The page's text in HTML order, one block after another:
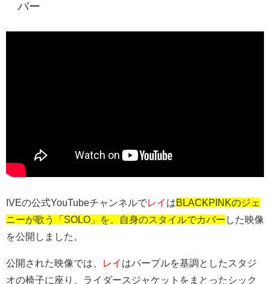
バー
IVEの公式YouTubeチャンネルでレイ はBLACKPINKのジェ
ニーが歌う「SOLO」を、自身のスタイルでカバー した映像
を公開しました。
公開された映像では、 レイ はパープルを基調としたスタジ
オの椅子に座り、ライダースジャケットをまとったシック